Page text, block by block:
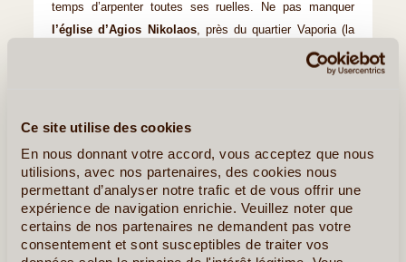
Ce site utilise des cookies
En nous donnant votre accord, vous acceptez que nous
utilisions, avec nos partenaires, des cookies nous
permettant d’analyser notre trafic et de vous offrir une
expérience de navigation enrichie. Veuillez noter que
certains de nos partenaires ne demandent pas votre
consentement et sont susceptibles de traiter vos
temps d’arpenter toutes ses ruelles. Ne pas manquer
l’église d’Agios Nikolaos, près du quartier Vaporia (la
Venise de Syros), tout en haut de la ville l’église de la
résurrection (Anastasi) d’où la vue est superbe,la
rentrer). Des cafeterias, tavernes et bars agréables se
Le soir, nous suggéronsErmoupoli « by night »,
ambiance magique apportées par ses demeures et
églises majestueusement éclairés.